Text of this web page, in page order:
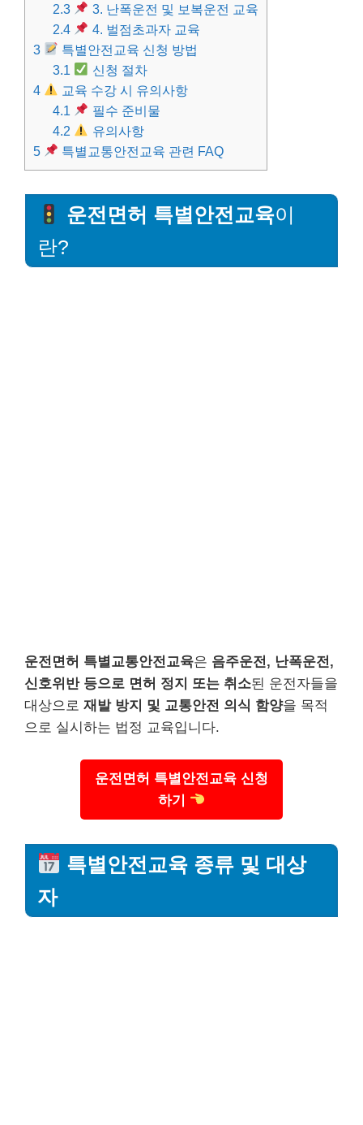
2.3
3. 난폭운전 및 보복운전 교육
2.4
4. 벌점초과자 교육
3
특별안전교육 신청 방법
3.1
신청 절차
4
교육 수강 시 유의사항
4.1
필수 준비물
4.2
유의사항
5
특별교통안전교육 관련 FAQ
운전면허 특별안전교육이
란?
운전면허 특별교통안전교육은 음주운전, 난폭운전,
신호위반 등으로 면허 정지 또는 취소된 운전자들을
대상으로 재발 방지 및 교통안전 의식 함양을 목적
으로 실시하는 법정 교육입니다.
운전면허 특별안전교육 신청
하기
특별안전교육 종류 및 대상
자